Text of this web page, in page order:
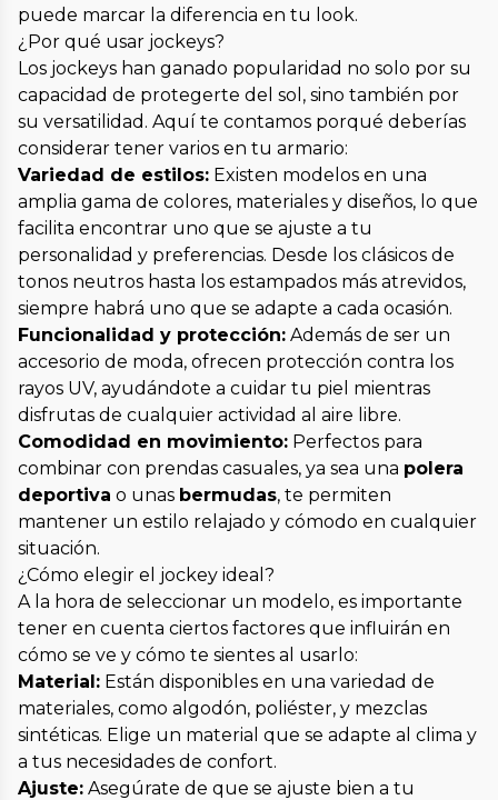
puede marcar la diferencia en tu look.
¿Por qué usar jockeys?
Los jockeys han ganado popularidad no solo por su
capacidad de protegerte del sol, sino también por
su versatilidad. Aquí te contamos porqué deberías
considerar tener varios en tu armario:
Variedad de estilos: Existen modelos en una
amplia gama de colores, materiales y diseños, lo que
facilita encontrar uno que se ajuste a tu
personalidad y preferencias. Desde los clásicos de
tonos neutros hasta los estampados más atrevidos,
siempre habrá uno que se adapte a cada ocasión.
Funcionalidad y protección: Además de ser un
accesorio de moda, ofrecen protección contra los
rayos UV, ayudándote a cuidar tu piel mientras
disfrutas de cualquier actividad al aire libre.
Comodidad en movimiento: Perfectos para
combinar con prendas casuales, ya sea una polera
deportiva o unas bermudas, te permiten
mantener un estilo relajado y cómodo en cualquier
situación.
¿Cómo elegir el jockey ideal?
A la hora de seleccionar un modelo, es importante
tener en cuenta ciertos factores que influirán en
cómo se ve y cómo te sientes al usarlo:
Material: Están disponibles en una variedad de
materiales, como algodón, poliéster, y mezclas
sintéticas. Elige un material que se adapte al clima y
a tus necesidades de confort.
Ajuste: Asegúrate de que se ajuste bien a tu